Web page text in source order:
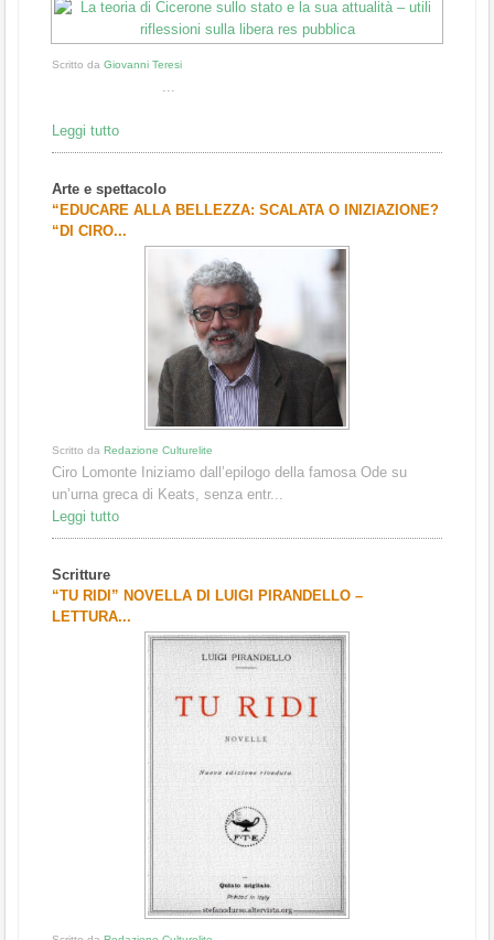
Scritto da Giovanni Teresi
...
Leggi tutto
Arte e spettacolo
“EDUCARE ALLA BELLEZZA: SCALATA O INIZIAZIONE?
“DI CIRO...
Scritto da Redazione Culturelite
Ciro Lomonte Iniziamo dall’epilogo della famosa Ode su
un’urna greca di Keats, senza entr...
Leggi tutto
Scritture
“TU RIDI” NOVELLA DI LUIGI PIRANDELLO –
LETTURA...